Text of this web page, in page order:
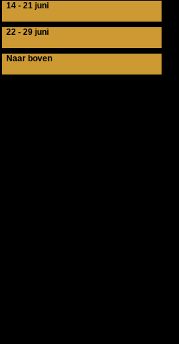
14 - 21 juni
22 - 29 juni
Naar boven